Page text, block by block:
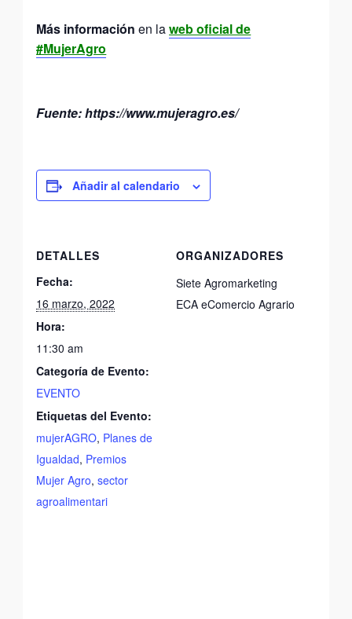
Más información en laweb oficial de
#MujerAgro
Fuente: https://www.mujeragro.es/
Añadir al calendario
DETALLES
Fecha:
16 marzo, 2022
Hora:
11:30 am
Categoría de Evento:
EVENTO
Etiquetas del Evento:
mujerAGRO, Planes de
Igualdad, Premios
Mujer Agro,sector
agroalimentari
ORGANIZADORES
Siete Agromarketing
ECA eComercio Agrario